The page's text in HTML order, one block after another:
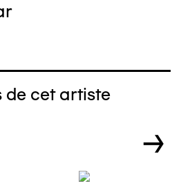
de cet artiste
→